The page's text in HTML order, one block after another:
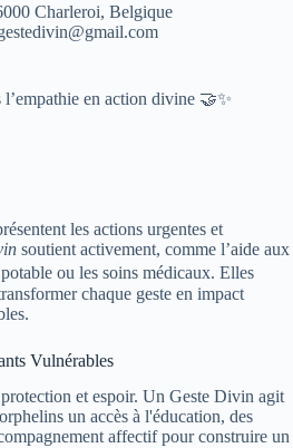
Charleroi, Belgique
en action divine 🤝✨
les actions urgentes et
soutient activement, comme l’aide aux
ou les soins médicaux. Elles
chaque geste en impact
Vulnérables
et espoir. Un Geste Divin agit
un accès à l'éducation, des
affectif pour construire un